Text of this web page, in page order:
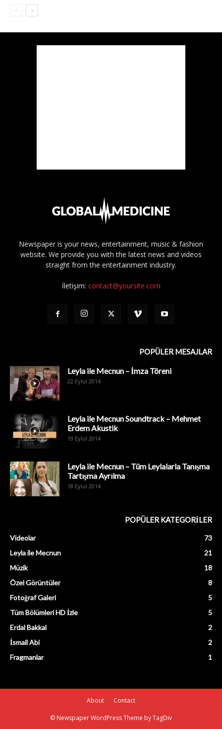
Newspaper is your news, entertainment, music & fashion
website. We provide you with the latest news and videos
straight from the entertainment industry.
İletişim: contact@yoursite.com
POPÜLER MESAJLAR
Leyla ile Mecnun – İmza Töreni
22 Eylül 2014
Leyla ile Mecnun Soundtrack – Mehmet
Erdem Akustik
19 Eylül 2014
Leyla ile Mecnun – Tüm Leylalarla Tanışma
Tartışma Ayrılma
18 Eylül 2014
POPÜLER KATEGORİLER
Videolar
73
Leyla ile Mecnun
21
Müzik
18
Özel Görüntüler
8
Fotoğraf Galeri
5
Tüm Bölümleri HD İzle
5
Erdal Bakkal
2
İsmail Abi
2
Fragmanlar
1
About Contact
© Newspaper WordPress Theme by TagDiv